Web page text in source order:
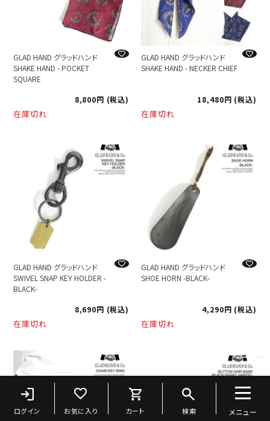
GLAD HAND グラッドハンド
SHAKE HAND - POCKET
SQUARE
8,800
税込
在庫切れ
GLAD HAND グラッドハンド
SHAKE HAND - NECKER CHIEF
18,480 税込
在庫切れ
GLAD HAND グラッドハンド
SWIVEL SNAP KEY HOLDER -
BLACK-
8,690
税込
在庫切れ
GLAD HAND グラッドハンド
SHOE HORN -BLACK-
4,290 税込
在庫切れ